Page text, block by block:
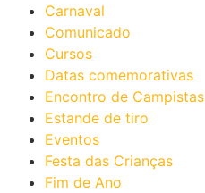
Carnaval
Comunicado
Cursos
Datas comemorativas
Encontro de Campistas
Estande de tiro
Eventos
Festa das Crianças
Fim de Ano